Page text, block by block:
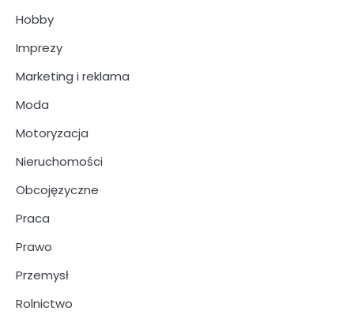
Hobby
Imprezy
Marketing i reklama
Moda
Motoryzacja
Nieruchomości
Obcojęzyczne
Praca
Prawo
Przemysł
Rolnictwo